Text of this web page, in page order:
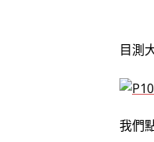
目測
我們